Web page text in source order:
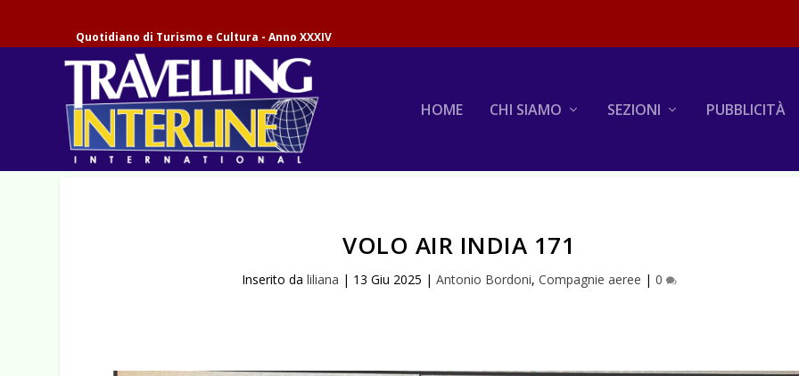
Quotidiano di Turismo e Cultura - Anno XXXIV
HOME CHI SIAMO SEZIONI PUBBLICITÀ
VOLO AIR INDIA 171
Inserito da liliana | 13 Giu 2025 | Antonio Bordoni, Compagnie aeree | 0